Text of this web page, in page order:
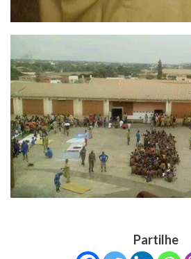
Partilhe